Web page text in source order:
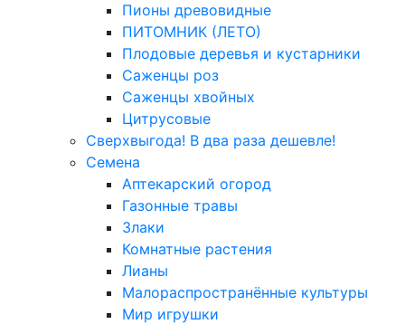
Пионы древовидные
ПИТОМНИК (ЛЕТО)
Плодовые деревья и кустарники
Саженцы роз
Саженцы хвойных
Цитрусовые
Сверхвыгода! В два раза дешевле!
Семена
Аптекарский огород
Газонные травы
Злаки
Комнатные растения
Лианы
Малораспространённые культуры
Мир игрушки